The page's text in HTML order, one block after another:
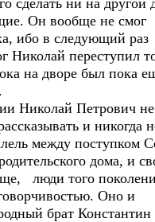
сделать ни на другой
Он вообще не смог
ибо в следующий раз
Николай переступил
на дворе был пока
Николай Петрович не
и никогда
между поступком
дома, и
люди того
Оно и
брат Константин